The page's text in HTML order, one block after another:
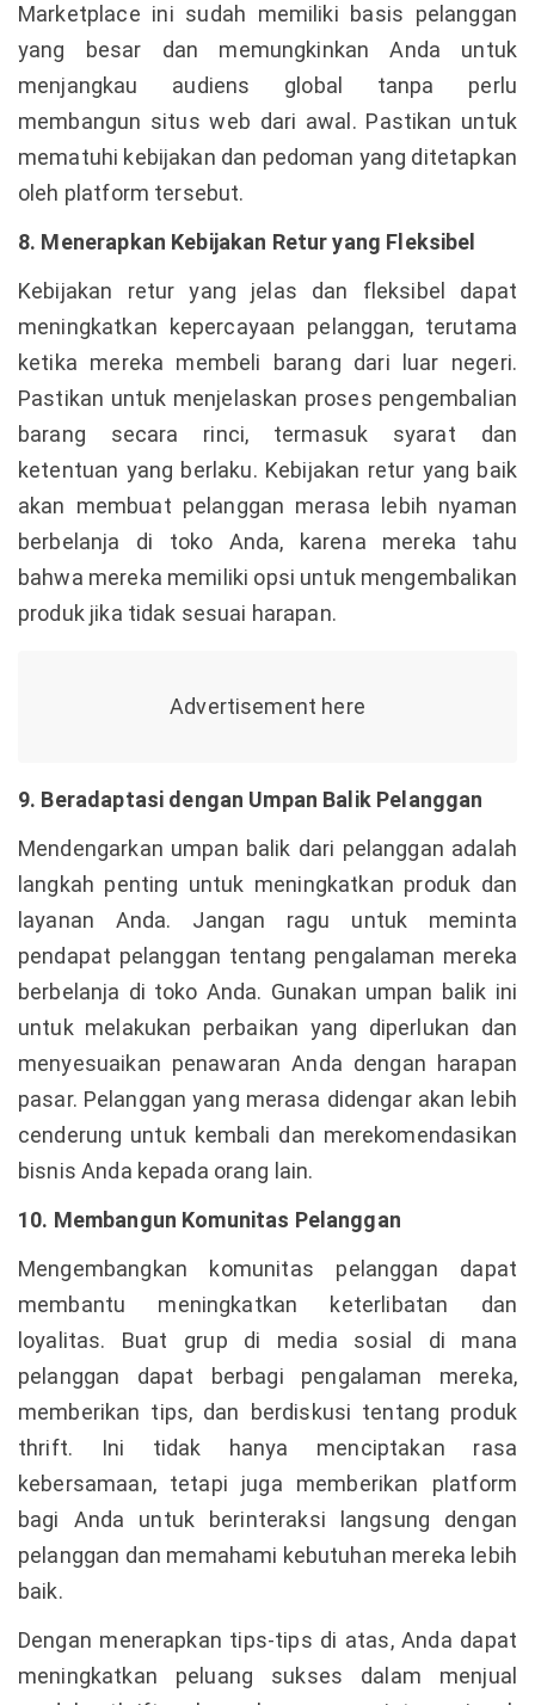
Marketplace ini sudah memiliki basis pelanggan
yang besar dan memungkinkan Anda untuk
menjangkau audiens global tanpa perlu
membangun situs web dari awal. Pastikan untuk
mematuhi kebijakan dan pedoman yang ditetapkan
oleh platform tersebut.
8. Menerapkan Kebijakan Retur yang Fleksibel
Kebijakan retur yang jelas dan fleksibel dapat
meningkatkan kepercayaan pelanggan, terutama
ketika mereka membeli barang dari luar negeri.
Pastikan untuk menjelaskan proses pengembalian
barang secara rinci, termasuk syarat dan
ketentuan yang berlaku. Kebijakan retur yang baik
akan membuat pelanggan merasa lebih nyaman
berbelanja di toko Anda, karena mereka tahu
bahwa mereka memiliki opsi untuk mengembalikan
produk jika tidak sesuai harapan.
9. Beradaptasi dengan Umpan Balik Pelanggan
Mendengarkan umpan balik dari pelanggan adalah
langkah penting untuk meningkatkan produk dan
layanan Anda. Jangan ragu untuk meminta
pendapat pelanggan tentang pengalaman mereka
berbelanja di toko Anda. Gunakan umpan balik ini
untuk melakukan perbaikan yang diperlukan dan
menyesuaikan penawaran Anda dengan harapan
pasar. Pelanggan yang merasa didengar akan lebih
cenderung untuk kembali dan merekomendasikan
bisnis Anda kepada orang lain.
10. Membangun Komunitas Pelanggan
Mengembangkan komunitas pelanggan dapat
membantu meningkatkan keterlibatan dan
loyalitas. Buat grup di media sosial di mana
pelanggan dapat berbagi pengalaman mereka,
memberikan tips, dan berdiskusi tentang produk
thrift. Ini tidak hanya menciptakan rasa
kebersamaan, tetapi juga memberikan platform
bagi Anda untuk berinteraksi langsung dengan
pelanggan dan memahami kebutuhan mereka lebih
baik.
Dengan menerapkan tips-tips di atas, Anda dapat
meningkatkan peluang sukses dalam menjual